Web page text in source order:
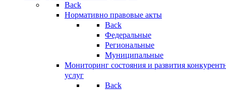
Back
Нормативно правовые акты
Back
Федеральные
Региональные
Муниципальные
Мониторинг состояния и развития
услуг
Back